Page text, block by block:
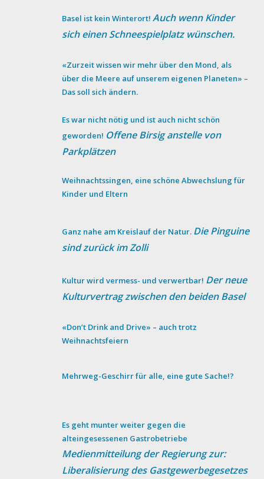
Basel ist kein Winterort!Auch wenn Kinder
sich einen Schneespielplatz wünschen.
«Zurzeit wissen wir mehr über den Mond, als
über die Meere auf unserem eigenen Planeten» –
Das soll sich ändern.
Es war nicht nötig und ist auch nicht schön
geworden! Offene Birsig anstelle von
Parkplätzen
Weihnachtssingen, eine schöne Abwechslung für
Kinder und Eltern
Ganz nahe am Kreislauf der Natur. Die Pinguine
sind zurück im Zolli
Kultur wird vermess- und verwertbar! Der neue
Kulturvertrag zwischen den beiden Basel
«Don’t Drink and Drive» – auch trotz
Weihnachtsfeiern
Mehrweg-Geschirr für alle, eine gute Sache!?
Es geht munter weiter gegen die
alteingesessenen Gastrobetriebe
Medienmitteilung der Regierung zur:
Liberalisierung des Gastgewerbegesetzes